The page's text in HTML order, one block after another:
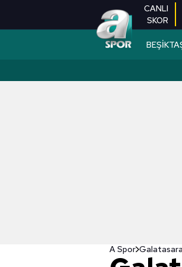
CANLI
SKOR
A Spor